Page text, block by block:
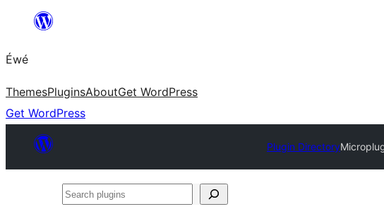
content
Éwé
ThemesPluginsAboutGet WordPress
Get WordPress
Plugin Directory
Search